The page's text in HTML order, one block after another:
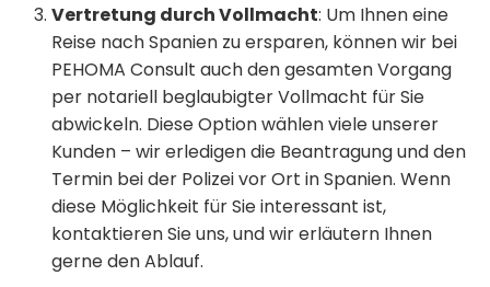
Vertretung durch Vollmacht: Um Ihnen eine
Reise nach Spanien zu ersparen, können wir bei
PEHOMA Consult auch den gesamten Vorgang
per notariell beglaubigter Vollmacht für Sie
abwickeln. Diese Option wählen viele unserer
Kunden – wir erledigen die Beantragung und den
Termin bei der Polizei vor Ort in Spanien. Wenn
diese Möglichkeit für Sie interessant ist,
kontaktieren Sie uns, und wir erläutern Ihnen
gerne den Ablauf.